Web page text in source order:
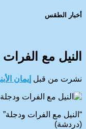
أخبار الطقس
النيل مع
نشرت من قبل إيمان
“النيل مع الفرات ودجلة”
(دردشة)